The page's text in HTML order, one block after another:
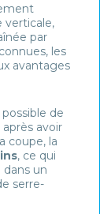
verticale,
par
les
avantages
de
avoir
coupe, la
, ce qui
dans un
serre-